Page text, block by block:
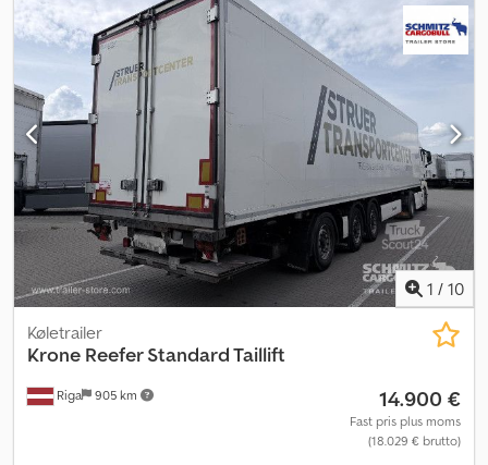
1 / 10
Riga 905 km
Køletrailer
Krone Reefer Standard Taillift
14.900 €
Fast pris plus moms
(18.029 € brutto)